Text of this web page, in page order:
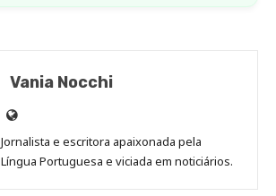
Vania Nocchi
Site
de
Vania
Jornalista e escritora apaixonada pela
Língua Portuguesa e viciada em noticiários.